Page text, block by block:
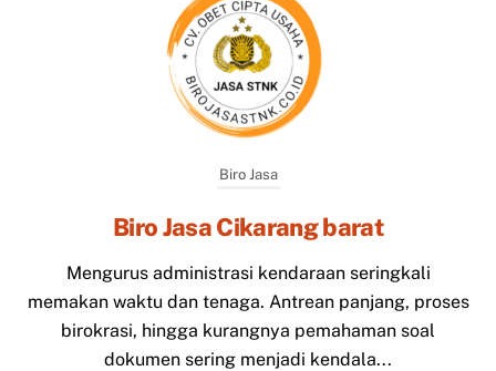
Biro Jasa
Biro Jasa Cikarang barat
Mengurus administrasi kendaraan seringkali
memakan waktu dan tenaga. Antrean panjang, proses
birokrasi, hingga kurangnya pemahaman soal
dokumen sering menjadi kendala...